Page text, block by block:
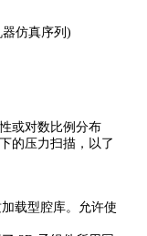
仿真序列)
或对数比例分布
的压力扫描，以了
载型腔库。允许使